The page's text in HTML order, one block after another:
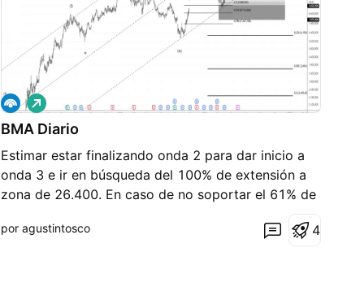
BMA Diario
Estimar estar finalizando onda 2 para dar inicio a
onda 3 e ir en búsqueda del 100% de extensión a
zona de 26.400. En caso de no soportar el 61% de
piso del canal 2 - 4 - 3, cierro posición porque aún
L
a
r
o
por agustintosco 4